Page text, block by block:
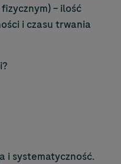
– ilość
i czasu trwania
i systematyczność.